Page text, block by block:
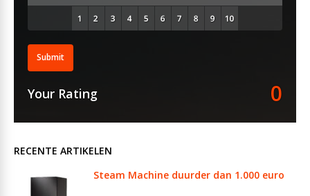
Submit
Your Rating 0
RECENTE ARTIKELEN
Steam Machine duurder dan 1.000 euro